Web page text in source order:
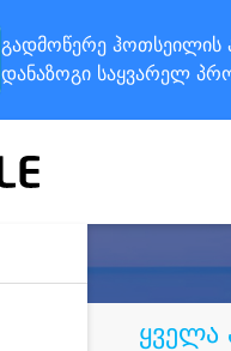
გადმოწერე ჰოთსეილის
დანაზოგი საყვარელ
ყველა